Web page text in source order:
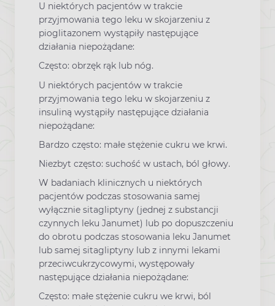
U niektórych pacjentów w trakcie
przyjmowania tego leku w skojarzeniu z
pioglitazonem wystąpiły następujące
działania niepożądane:
Często: obrzęk rąk lub nóg.
U niektórych pacjentów w trakcie
przyjmowania tego leku w skojarzeniu z
insuliną wystąpiły następujące działania
niepożądane:
Bardzo często: małe stężenie cukru we krwi.
Niezbyt często: suchość w ustach, ból głowy.
W badaniach klinicznych u niektórych
pacjentów podczas stosowania samej
wyłącznie sitagliptyny (jednej z substancji
czynnych leku Janumet) lub po dopuszczeniu
do obrotu podczas stosowania leku Janumet
lub samej sitagliptyny lub z innymi lekami
przeciwcukrzycowymi, występowały
następujące działania niepożądane:
Często: małe stężenie cukru we krwi, ból